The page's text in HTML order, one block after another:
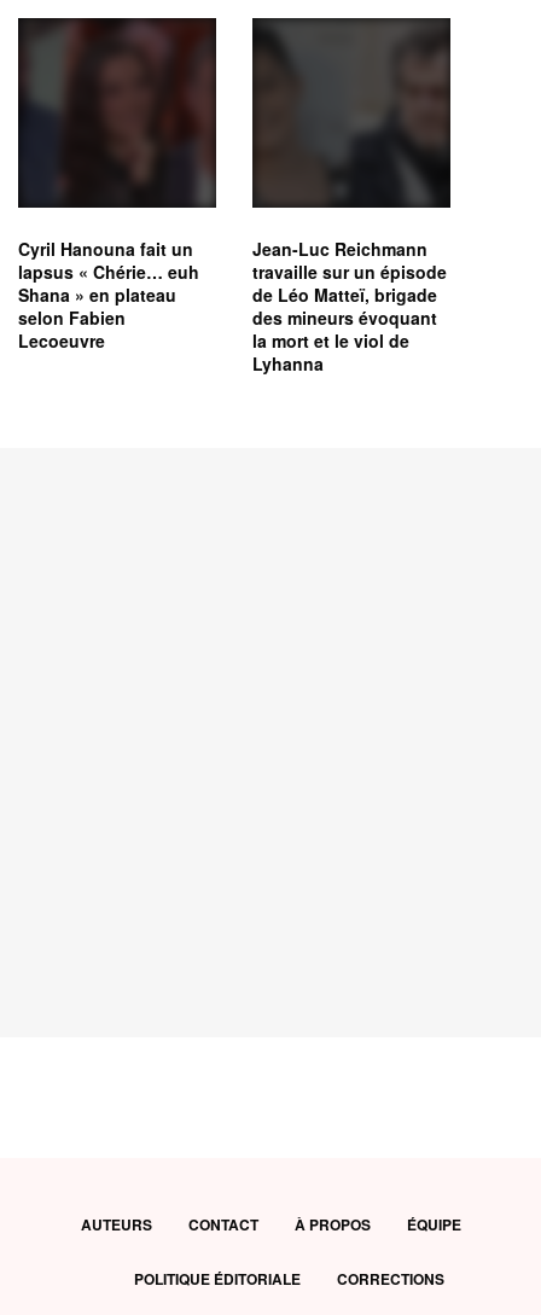
Cyril Hanouna fait un
lapsus « Chérie… euh
Shana » en plateau
selon Fabien
Lecoeuvre
Jean-Luc Reichmann
travaille sur un épisode
de Léo Matteï, brigade
des mineurs évoquant
la mort et le viol de
Lyhanna
AUTEURS CONTACT À PROPOS ÉQUIPE
POLITIQUE ÉDITORIALE CORRECTIONS